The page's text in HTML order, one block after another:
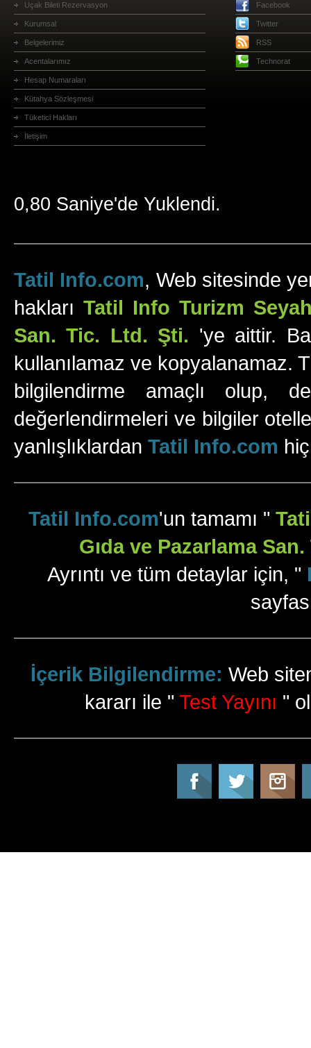
Uçak Bileti Rezervasyon
Kurumsal
Belgelerimiz
Acentalarımız
Hesap Numaraları
Kütahya Sözleşmesi
Tüketici Hakları
İletişim
Facebook
Twitter
RSS
Technorat
0,80 Saniye'de Yuklendi.
Tatil Info.com, Web sitesinde
hakları Tatil Info Turizm
San. Tic. Ltd. Şti. 'ye aittir.
kullanılamaz ve kopyalanamaz.
bilgilendirme amaçlı olup,
değerlendirmeleri ve bilgiler
yanlışlıklardan Tatil Info.com
Tatil Info.com'un tamamı "
Gıda ve Pazarlama
Ayrıntı ve tüm detaylar için, "
İçerik Bilgilendirme: Web
kararı ile " Test Yayını "